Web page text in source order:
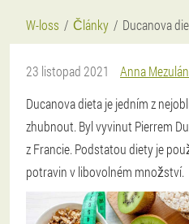
W-loss Články Ducanova
23 listopad 2021
Anna
Ducanova dieta je jedním z
zhubnout. Byl vyvinut Pierrem
z Francie. Podstatou diety je
potravin v libovolném množství.